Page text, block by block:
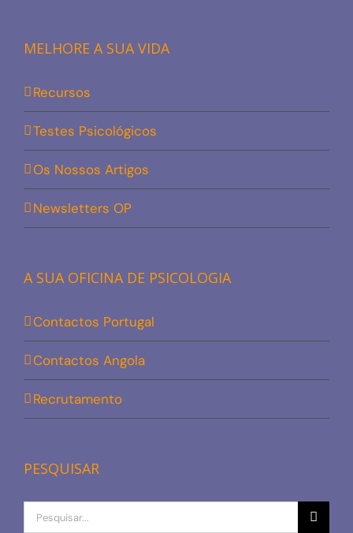
MELHORE A SUA VIDA
Recursos
Testes Psicológicos
Os Nossos Artigos
Newsletters OP
A SUA OFICINA DE PSICOLOGIA
Contactos Portugal
Contactos Angola
Recrutamento
PESQUISAR
Procurar